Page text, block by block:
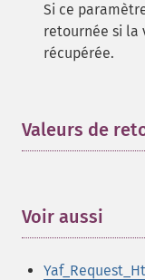
Si ce
retournée si la
récupérée.
Valeurs de
Voir aussi